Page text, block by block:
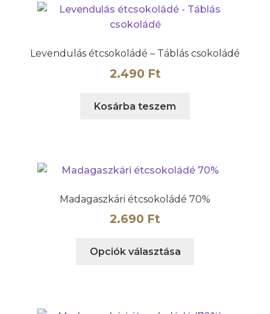
Levendulás étcsokoládé – Táblás csokoládé
2.490 Ft
Kosárba teszem
Madagaszkári étcsokoládé 70%
2.690 Ft
Opciók választása